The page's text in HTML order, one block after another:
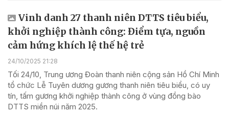
Vinh danh 27 thanh niên DTTS tiêu biểu,
khởi nghiệp thành công: Điểm tựa, nguồn
cảm hứng khích lệ thế hệ trẻ
24/10/2025 21:28
Tối 24/10, Trung ương Đoàn thanh niên cộng sản Hồ Chí Minh
tổ chức Lễ Tuyên dương gương thanh niên tiêu biểu, có uy
tín, tấm gương khởi nghiệp thành công ở vùng đồng bào
DTTS miền núi năm 2025.